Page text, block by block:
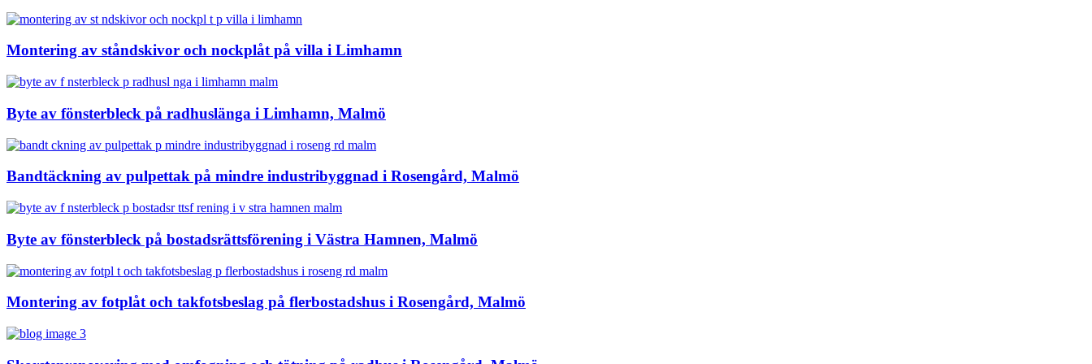
Montering av ståndskivor och nockplåt på villa i Limhamn
Byte av fönsterbleck på radhuslänga i Limhamn, Malmö
Bandtäckning av pulpettak på mindre industribyggnad i Rosengård, Malmö
Byte av fönsterbleck på bostadsrättsförening i Västra Hamnen, Malmö
Montering av fotplåt och takfotsbeslag på flerbostadshus i Rosengård, Malmö